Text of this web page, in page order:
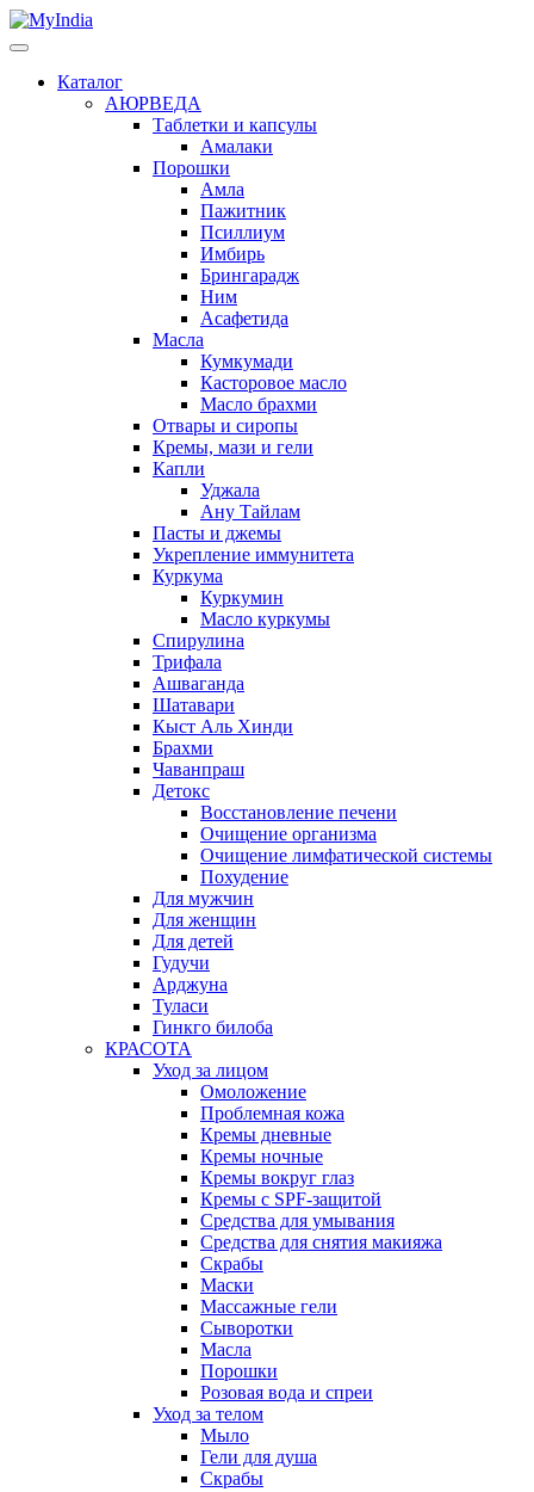
Каталог
АЮРВЕДА
Таблетки и капсулы
Амалаки
Порошки
Амла
Пажитник
Псиллиум
Имбирь
Брингарадж
Ним
Асафетида
Масла
Кумкумади
Касторовое масло
Масло брахми
Отвары и сиропы
Кремы, мази и гели
Капли
Уджала
Ану Тайлам
Пасты и джемы
Укрепление иммунитета
Куркума
Куркумин
Масло куркумы
Спирулина
Трифала
Ашваганда
Шатавари
Кыст Аль Хинди
Брахми
Чаванпраш
Детокс
Восстановление печени
Очищение организма
Очищение лимфатической системы
Похудение
Для мужчин
Для женщин
Для детей
Гудучи
Арджуна
Туласи
Гинкго билоба
КРАСОТА
Уход за лицом
Омоложение
Проблемная кожа
Кремы дневные
Кремы ночные
Кремы вокруг глаз
Кремы с SPF-защитой
Средства для умывания
Средства для снятия макияжа
Скрабы
Маски
Массажные гели
Сыворотки
Масла
Порошки
Розовая вода и спреи
Уход за телом
Мыло
Гели для душа
Скрабы